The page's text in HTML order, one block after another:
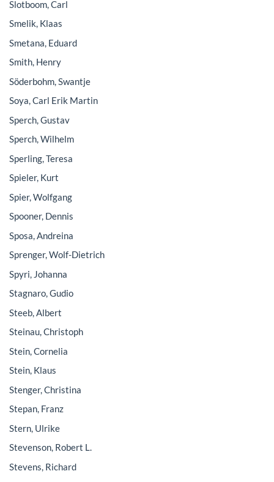
Slotboom, Carl
Smelik, Klaas
Smetana, Eduard
Smith, Henry
Söderbohm, Swantje
Soya, Carl Erik Martin
Sperch, Gustav
Sperch, Wilhelm
Sperling, Teresa
Spieler, Kurt
Spier, Wolfgang
Spooner, Dennis
Sposa, Andreina
Sprenger, Wolf-Dietrich
Spyri, Johanna
Stagnaro, Gudio
Steeb, Albert
Steinau, Christoph
Stein, Cornelia
Stein, Klaus
Stenger, Christina
Stepan, Franz
Stern, Ulrike
Stevenson, Robert L.
Stevens, Richard